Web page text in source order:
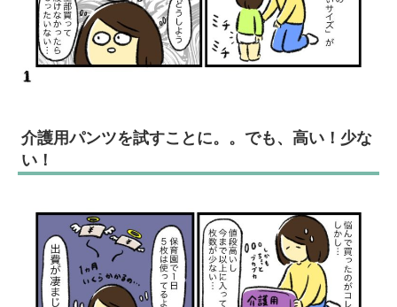
介護用パンツを試すことに。。でも、高い！少な
い！